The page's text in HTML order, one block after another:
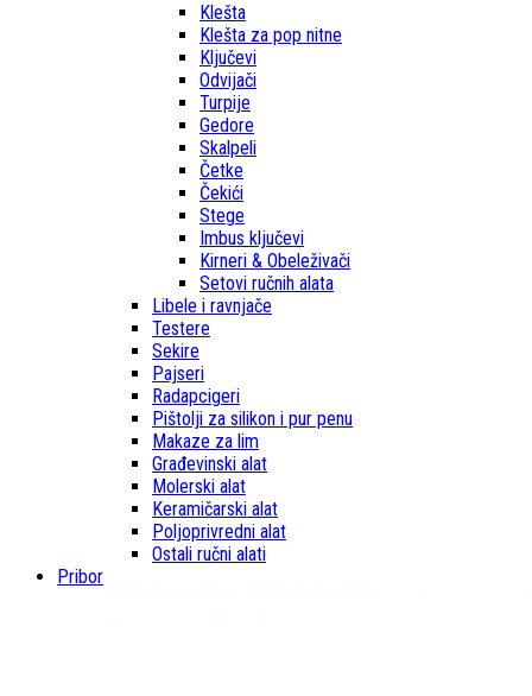
Klešta
Klešta za pop nitne
Ključevi
Odvijači
Turpije
Gedore
Skalpeli
Četke
Čekići
Stege
Imbus ključevi
Kirneri & Obeleživači
Setovi ručnih alata
Libele i ravnjače
Testere
Sekire
Pajseri
Radapcigeri
Pištolji za silikon i pur penu
Makaze za lim
Građevinski alat
Molerski alat
Keramičarski alat
Poljoprivredni alat
Ostali ručni alati
Pribor